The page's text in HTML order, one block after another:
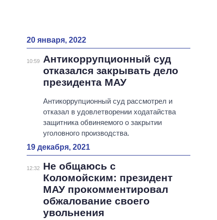
20 января, 2022
10:59
Антикоррупционный суд
отказался закрывать дело
президента МАУ
Антикоррупционный суд рассмотрел и
отказал в удовлетворении ходатайства
защитника обвиняемого о закрытии
уголовного производства.
19 декабря, 2021
12:32
Не общаюсь с
Коломойским: президент
МАУ прокомментировал
обжалование своего
увольнения